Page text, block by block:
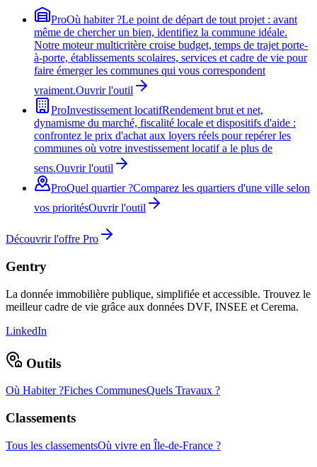
ProOù habiter ?Le point de départ de tout projet : avant
même de chercher un bien, identifiez la commune idéale.
Notre moteur multicritère croise budget, temps de trajet porte-
à-porte, établissements scolaires, services et cadre de vie pour
faire émerger les communes qui vous correspondent
vraiment.Ouvrir l'outil
ProInvestissement locatifRendement brut et net,
dynamisme du marché, fiscalité locale et dispositifs d'aide :
confrontez le prix d'achat aux loyers réels pour repérer les
communes où votre investissement locatif a le plus de
sens.Ouvrir l'outil
ProQuel quartier ?Comparez les quartiers d'une ville selon
vos prioritésOuvrir l'outil
Découvrir l'offre Pro
Gentry
La donnée immobilière publique, simplifiée et accessible. Trouvez le
meilleur cadre de vie grâce aux données DVF, INSEE et Cerema.
LinkedIn
Outils
Où Habiter ?Fiches CommunesQuels Travaux ?
Classements
Tous les classementsOù vivre en Île-de-France ?